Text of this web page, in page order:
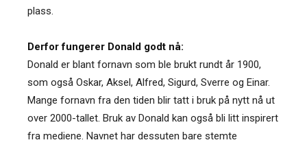
plass.
Derfor fungerer Donald godt nå:
Donald er blant fornavn som ble brukt rundt år 1900,
som også Oskar, Aksel, Alfred, Sigurd, Sverre og Einar.
Mange fornavn fra den tiden blir tatt i bruk på nytt nå ut
over 2000-tallet. Bruk av Donald kan også bli litt inspirert
fra mediene. Navnet har dessuten bare stemte